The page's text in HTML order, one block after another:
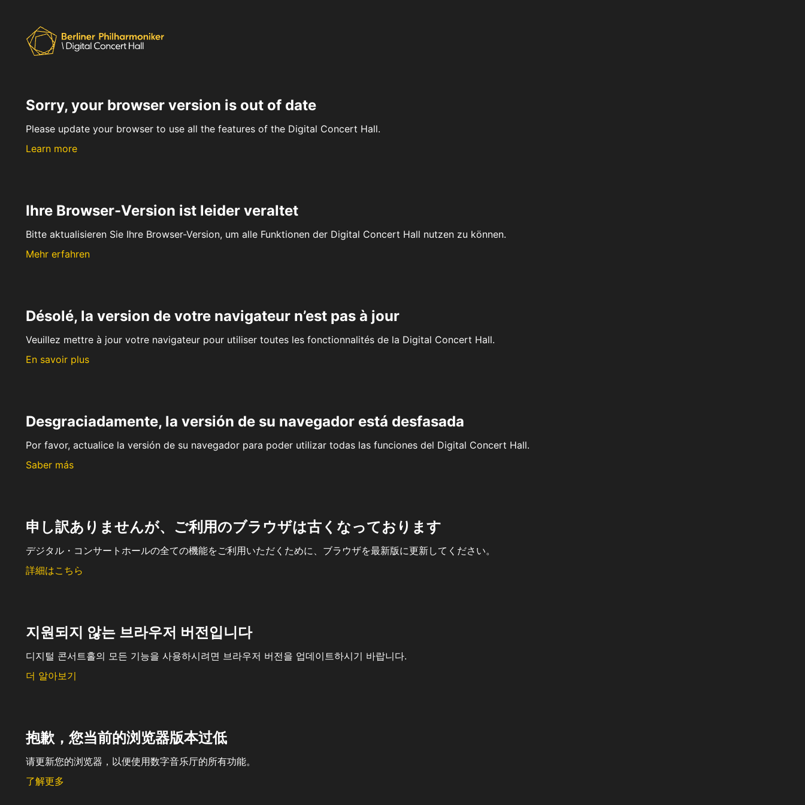
Sorry, your browser version is out of date
Please update your browser to use all the features of the Digital Concert Hall.
Learn more
Ihre Browser-Version ist leider veraltet
Bitte aktualisieren Sie Ihre Browser-Version, um alle Funktionen der Digital Concert Hall nutzen zu können.
Mehr erfahren
Désolé, la version de votre navigateur n’est pas à jour
Veuillez mettre à jour votre navigateur pour utiliser toutes les fonctionnalités de la Digital Concert Hall.
En savoir plus
Desgraciadamente, la versión de su navegador está desfasada
Por favor, actualice la versión de su navegador para poder utilizar todas las funciones del Digital Concert Hall.
Saber más
申し訳ありませんが、ご利用のブラウザは古くなっております
デジタル・コンサートホールの全ての機能をご利用いただくために、ブラウザを最新版に更新してください。
詳細はこちら
지원되지 않는 브라우저 버전입니다
디지털 콘서트홀의 모든 기능을 사용하시려면 브라우저 버전을 업데이트하시기 바랍니다.
더 알아보기
抱歉，您当前的浏览器版本过低
请更新您的浏览器，以便使用数字音乐厅的所有功能。
了解更多